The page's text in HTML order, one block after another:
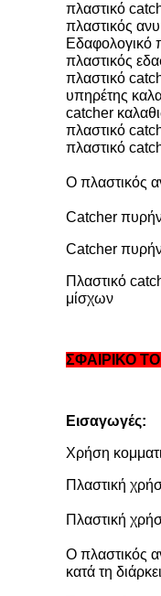
πλαστικό
πλαστικός
Εδαφολογικό
πλαστικός
πλαστικό
υπηρέτης
catcher
πλαστικό
πλαστικό
Ο πλαστικός
Catcher
Catcher
Πλαστικό
μίσχων
ΣΦΑΙΡΙΚΟ
Εισαγωγές:
Χρήση
Πλαστική
Πλαστική
Ο πλαστικός
κατά τη